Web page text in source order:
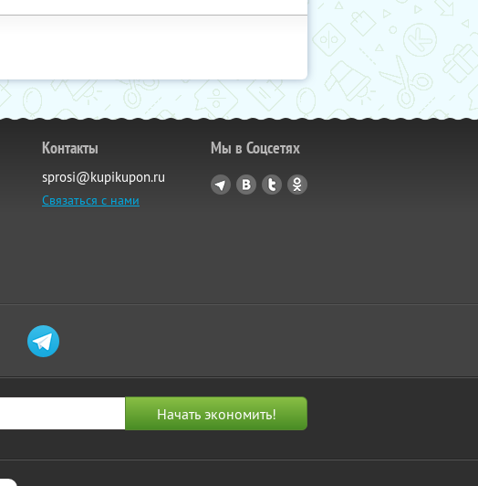
Контакты
sprosi@kupikupon.ru
Связаться с нами
Мы в Соцсетях